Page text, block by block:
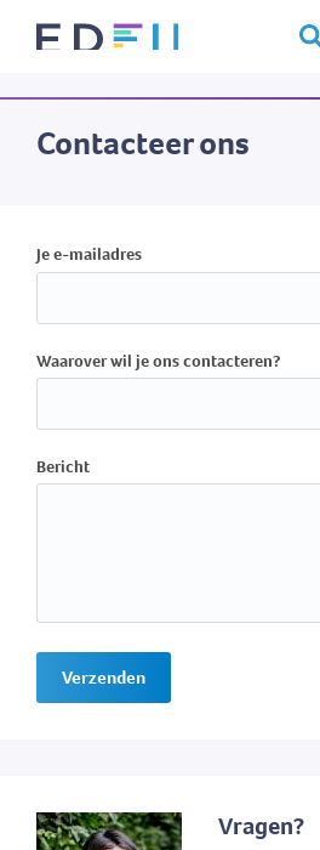
Over Edfin
Contacteer ons
Je e-mailadres
Waarover wil je ons contacteren?
Bericht
Verzenden
Vragen?